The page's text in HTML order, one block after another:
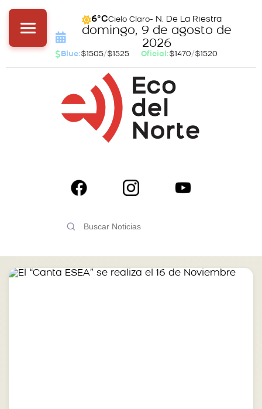
6°CCielo Claro- N. De La Riestra
domingo, 9 de agosto de
2026
Blue:$1505/$1525 Oficial:$1470/$1520